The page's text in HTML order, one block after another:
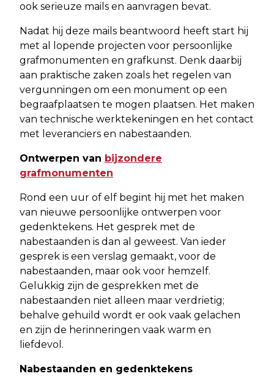
ook serieuze mails en aanvragen bevat.
Nadat hij deze mails beantwoord heeft start hij
met al lopende projecten voor persoonlijke
grafmonumenten en grafkunst. Denk daarbij
aan praktische zaken zoals het regelen van
vergunningen om een monument op een
begraafplaatsen te mogen plaatsen. Het maken
van technische werktekeningen en het contact
met leveranciers en nabestaanden.
Ontwerpen van bijzondere
grafmonumenten
Rond een uur of elf begint hij met het maken
van nieuwe persoonlijke ontwerpen voor
gedenktekens. Het gesprek met de
nabestaanden is dan al geweest. Van ieder
gesprek is een verslag gemaakt, voor de
nabestaanden, maar ook voor hemzelf.
Gelukkig zijn de gesprekken met de
nabestaanden niet alleen maar verdrietig;
behalve gehuild wordt er ook vaak gelachen
en zijn de herinneringen vaak warm en
liefdevol.
Nabestaanden en gedenktekens